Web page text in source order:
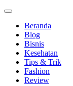
Skip
content
Off
CanvasBeranda
Blog
Bisnis
Kesehatan
Tips & Trik
Fashion
Review